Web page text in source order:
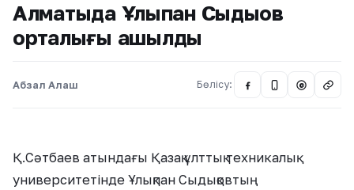
Алматыда Ұлықпан Сыдықов
орталығы ашылды
Абзал Алаш Бөлісу: @
Қ.Сәтбаев атындағы Қазақ ұлттық техникалық
университетінде Ұлықпан Сыдықовтың